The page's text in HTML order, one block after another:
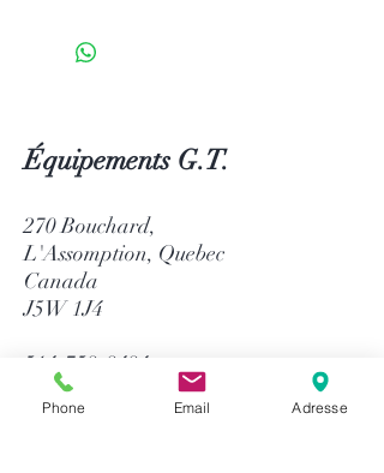
Équipements G.T.
270 Bouchard,
L'Assomption, Quebec
Canada
J5W 1J4
514-758-8484
1-866-758-8484
info@gtequip.com
Phone Email Adresse